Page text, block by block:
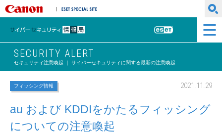
キヤノンマーケティングジャパン株式会社
サイバーセキュリティ情報局
ESET
SECURITY ALERT
セキュリティ注意喚起 ｜ サイバーセキュリティに関する最新の注意喚起
フィッシング情報 2021.11.29
au および KDDIをかたるフィッシング
についての注意喚起